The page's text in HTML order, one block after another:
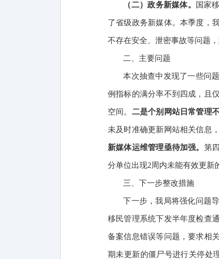
（二）政务新媒体。 国家
了省级政务新媒体。本季度，
不存在安全、泄密事故等问题
二、主要问题
本次抽查中发现了一些问题
例指标的满分率不到四成，且
空间。 二是个别网站日常管理不
未及时准确更新网站相关信息
新媒体运维管理亟待加强。 第
分单位出现2周内未能有效更新
三、下一步整改措施
下一步，我局将强化问题导
移民管理系统下发半年度检查
备案信息错误等问题，要求相
期未更新的僵尸号进行关停处